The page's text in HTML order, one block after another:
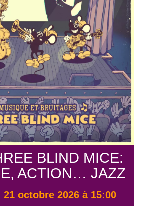
BLIND MICE:
ACTION… JAZZ
21 octobre 2026 à 15:00